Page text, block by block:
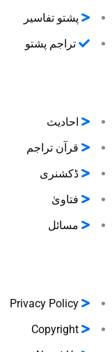
پشتو تفاسیر
تراجم پشتو
احادیث
قرآن تراجم
ڈکشنری
فتاویٰ
مسائل
Privacy Policy
Copyright